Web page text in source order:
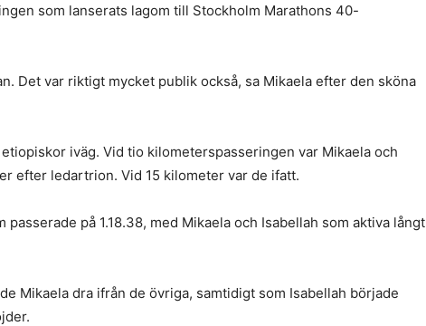
som lanserats lagom till Stockholm Marathons 40-
Det var riktigt mycket publik också, sa Mikaela efter den sköna
iväg. Vid tio kilometerspasseringen var Mikaela och
efter ledartrion. Vid 15 kilometer var de ifatt.
passerade på 1.18.38, med Mikaela och Isabellah som aktiva långt
Mikaela dra ifrån de övriga, samtidigt som Isabellah började